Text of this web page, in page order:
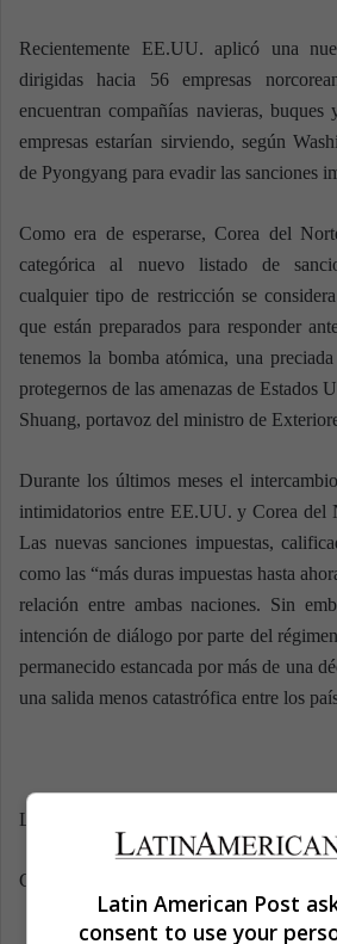
Recientemente EE.UU. aplicó una
dirigidas hacia 56 empresas
encuentran compañías navieras, buques
empresas estarían sirviendo, según
de Pyongyang para evadir las sanciones
Como era de esperarse, Corea del
categórica al nuevo listado de
cualquier tipo de restricción se
que están preparados para responder
tenemos la bomba atómica, una
protegernos de las amenazas de Estados
Shuang, portavoz del ministro de
Durante los últimos meses el
intimidatorios entre EE.UU. y Corea del
Las nuevas sanciones impuestas,
como las “más duras impuestas hasta
relación entre ambas naciones. Sin
intención de diálogo por parte del
permanecido estancada por más de una
una salida menos catastrófica entre los
Latin American Post | Krishna Jaramillo
Copy edited by Susana Cicchetto
Latin American Post
consent to use your